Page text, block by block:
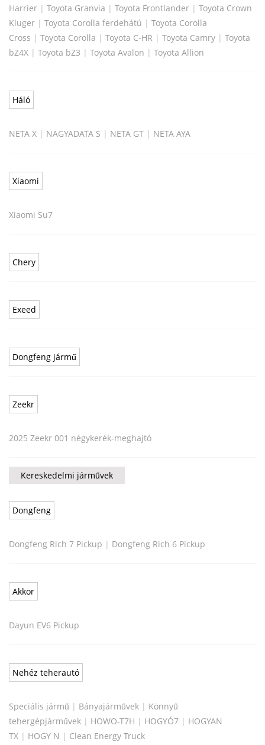
Harrier | Toyota Granvia | Toyota Frontlander | Toyota Crown
Kluger | Toyota Corolla ferdehátú | Toyota Corolla
Cross | Toyota Corolla | Toyota C-HR | Toyota Camry | Toyota
bZ4X | Toyota bZ3 | Toyota Avalon | Toyota Allion
Háló
NETA X | NAGYADATA S | NETA GT | NETA AYA
Xiaomi
Xiaomi Su7
Chery
Exeed
Dongfeng jármű
Zeekr
2025 Zeekr 001 négykerék-meghajtó
Kereskedelmi járművek
Dongfeng
Dongfeng Rich 7 Pickup | Dongfeng Rich 6 Pickup
Akkor
Dayun EV6 Pickup
Nehéz teherautó
Speciális jármű | Bányajárművek | Könnyű
tehergépjárművek | HOWO-T7H | HOGYÓ7 | HOGYAN
TX | HOGY N | Clean Energy Truck